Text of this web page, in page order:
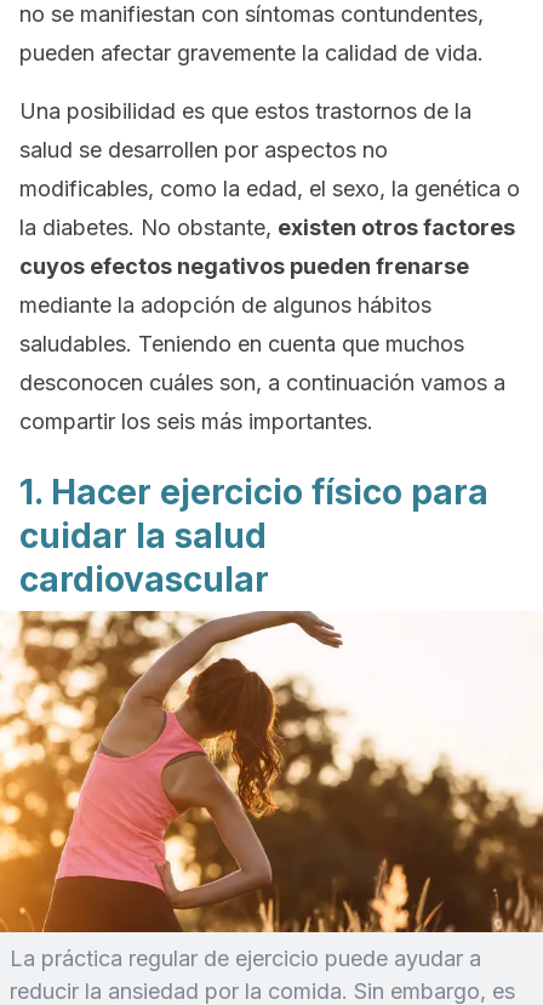
no se manifiestan con síntomas contundentes,
pueden afectar gravemente la calidad de vida.
Una posibilidad es que estos trastornos de la
salud se desarrollen por aspectos no
modificables, como la edad, el sexo, la genética o
la diabetes. No obstante, existen otros factores
cuyos efectos negativos pueden frenarse
mediante la adopción de algunos hábitos
saludables. Teniendo en cuenta que muchos
desconocen cuáles son, a continuación vamos a
compartir los seis más importantes.
1. Hacer ejercicio físico para
cuidar la salud
cardiovascular
La práctica regular de ejercicio puede ayudar a
reducir la ansiedad por la comida. Sin embargo, es